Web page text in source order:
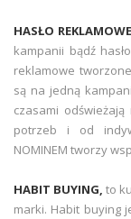
HASŁO
kampanii bądź
reklamowe
są na jedną
czasami
potrzeb i od
NOMINEM tworzy
HABIT BUYING, to
marki. Habit buying